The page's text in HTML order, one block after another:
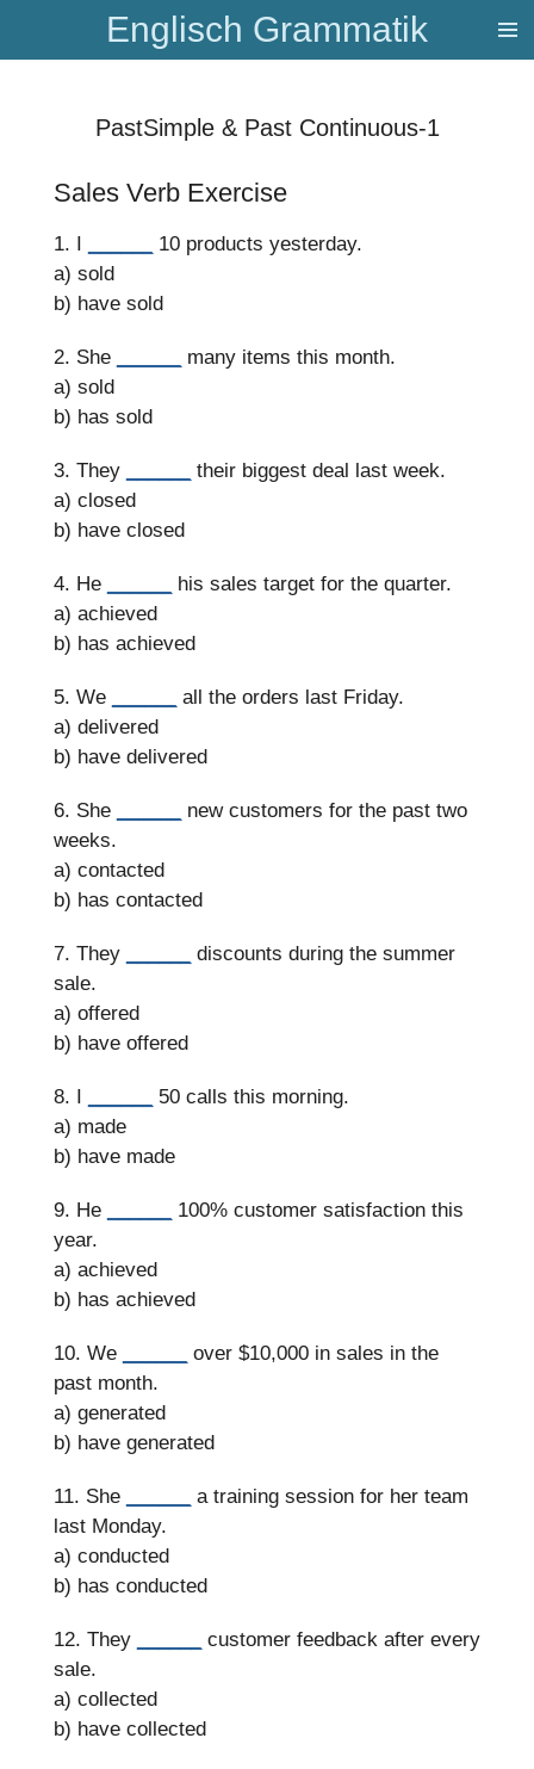
Hauptinhalt
Englisch Grammatik
PastSimple & Past Continuous-1
Sales Verb Exercise
1. I
10 products yesterday.
a) sold
b) have sold
2. She
many items this month.
a) sold
b) has sold
3. They
their biggest deal last week.
a) closed
b) have closed
4. He
his sales target for the quarter.
a) achieved
b) has achieved
5. We
all the orders last Friday.
a) delivered
b) have delivered
6. She
new customers for the past two
weeks.
a) contacted
b) has contacted
7. They
discounts during the summer
sale.
a) offered
b) have offered
8. I
50 calls this morning.
a) made
b) have made
9. He
100% customer satisfaction this
year.
a) achieved
b) has achieved
10. We
over $10,000 in sales in the
past month.
a) generated
b) have generated
11. She
a training session for her team
last Monday.
a) conducted
b) has conducted
12. They
customer feedback after every
sale.
a) collected
b) have collected